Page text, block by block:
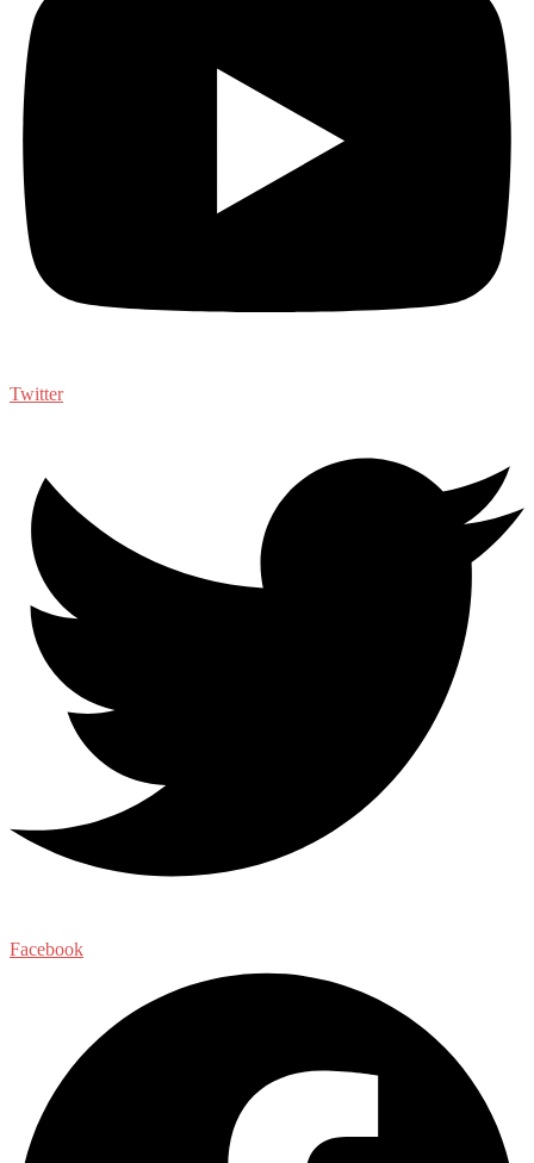
Twitter
Facebook